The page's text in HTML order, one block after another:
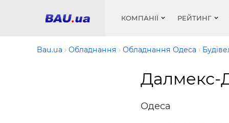
КОМПАНІЇ
Вікна
РЕЙТИНГ
Труби,
Bau.ua Обладнання Обладнання Одеса
Далмекс-
Одеса